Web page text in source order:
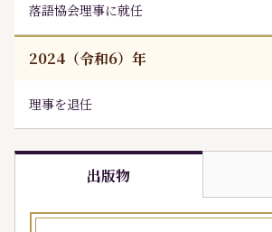
落語協会理事に就任
2024（令和6）年
理事を退任
出版物